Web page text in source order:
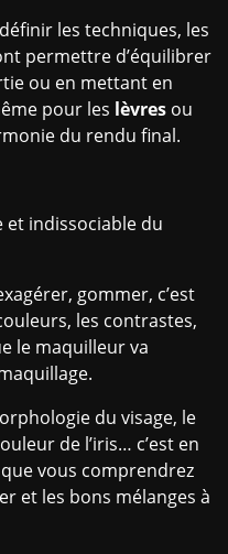
les techniques, les
permettre d’équilibrer
ou en mettant en
pour les lèvres ou
du rendu final.
indissociable du
gommer, c’est
les contrastes,
le maquilleur va
du visage, le
de l’iris… c’est en
vous comprendrez
et les bons mélanges à